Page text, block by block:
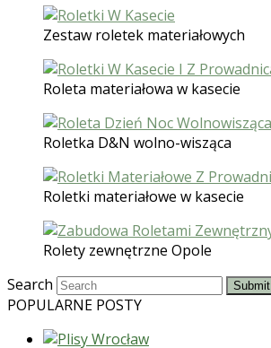
Zestaw roletek materiałowych
Roleta materiałowa w kasecie
Roletka D&N wolno-wisząca
Roletki materiałowe w kasecie
Rolety zewnętrzne Opole
Search
Submit
POPULARNE POSTY